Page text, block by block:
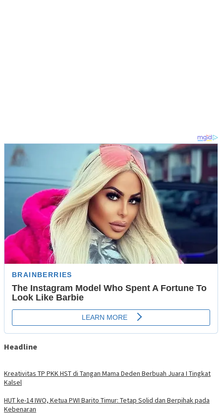
Headline
Kreativitas TP PKK HST di Tangan Mama Deden Berbuah Juara I Tingkat
Kalsel
HUT ke-14 IWO, Ketua PWI Barito Timur: Tetap Solid dan Berpihak pada
Kebenaran